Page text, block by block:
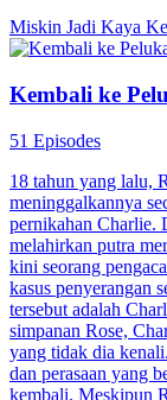
Miskin Jadi Kaya
Kembali ke
51 Episodes
18 tahun yang lalu,
meninggalkannya
pernikahan Charlie.
melahirkan putra
kini seorang
kasus penyerangan
tersebut adalah
simpanan Rose,
yang tidak dia
dan perasaan yang
kembali. Meskipun